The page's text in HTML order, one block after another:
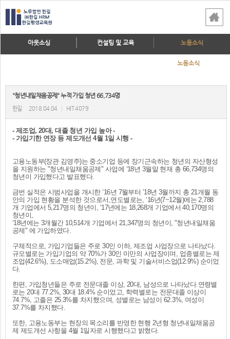
아웃소싱 컨설팅 및 교육 노동소식
노동소식
"청년내일채움공제" 누적 가입 청년 66,734명
한길 2018.04.04 HIT 4079
- 제조업, 20대, 대졸 청년 가입 높아 -
- 가입기한 연장 등 제도개선 4월 1일 시행 -
고용노동부(장관 김영주)는 중소기업 등에 장기근속하는 청년의 자산형성
을 지원하는 "청년내일채움공제" 사업에 ‘18년 3월말 현재 총 66,734명의
청년이 가입했다고 발표했다.
금번 실적은 시범사업을 개시한 ‘16년 7월부터 ’18년 3월까지 총 21개월 동
안의 가입 현황을 분석한 것으로서,연도별로는, ‘16년(7~12월)에는 2,788
개 기업에서 5,217명의 청년이, ’17년에는 18,268개 기업에서 40,170명의
청년이,
‘18년에는 3개월간 10,514개 기업에서 21,347명의 청년이, "청년내일채움
공제" 에 가입하였다.
구체적으로, 가입기업들은 주로 30인 이하, 제조업 사업장으로 나타났다.
규모별로는 가입기업의 약 70%가 30인 미만의 사업장이며, 업종별로는 제
조업(42.6%), 도소매업(15.2%), 전문, 과학 및 기술서비스업(12.9%) 순이었
다.
한편, 가입청년들은 주로 전문대졸 이상, 20대, 남성으로 나타났다.연령별
로는 20대 77.2%, 30대 18.4% 순이었고, 학력별로는 전문대졸 이상이
74.7%, 고졸은 25.3%를 차지했으며, 성별로는 남성이 62.3%, 여성이
37.7%를 차지했다.
또한, 고용노동부는 현장의 목소리를 반영한 현행 2년형 청년내일채움공
제 제도개선 사항을 4월 1일자로 시행했다고 밝혔다.